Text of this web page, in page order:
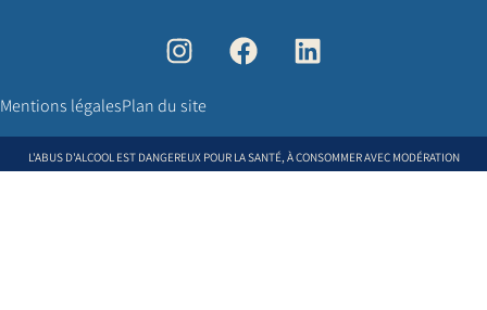
Mentions légalesPlan du site
L'ABUS D'ALCOOL EST DANGEREUX POUR LA SANTÉ, À CONSOMMER AVEC MODÉRATION